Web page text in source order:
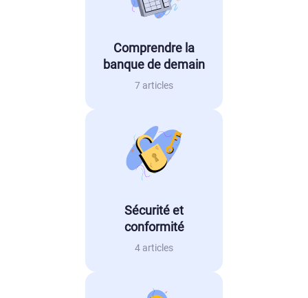
Comprendre la
banque de demain
7 articles
Sécurité et
conformité
4 articles